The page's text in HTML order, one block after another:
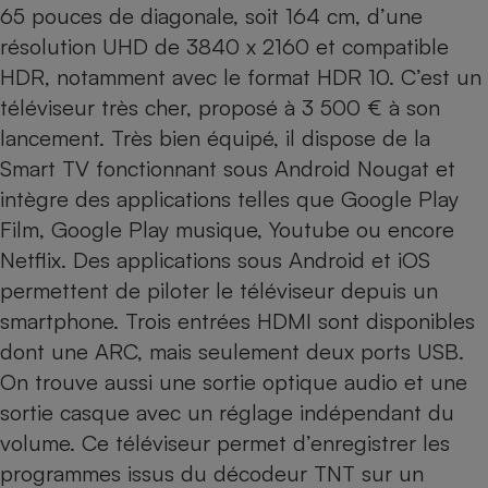
65 pouces de diagonale, soit 164 cm, d’une
résolution UHD de 3840 x 2160 et compatible
HDR, notamment avec le format HDR 10. C’est un
téléviseur très cher, proposé à 3 500 € à son
lancement. Très bien équipé, il dispose de la
Smart TV fonctionnant sous Android Nougat et
intègre des applications telles que Google Play
Film, Google Play musique, Youtube ou encore
Netflix. Des applications sous Android et iOS
permettent de piloter le téléviseur depuis un
smartphone. Trois entrées HDMI sont disponibles
dont une ARC, mais seulement deux ports USB.
On trouve aussi une sortie optique audio et une
sortie casque avec un réglage indépendant du
volume. Ce téléviseur permet d’enregistrer les
programmes issus du décodeur TNT sur un
Cafetière à expressos
Robot ménager